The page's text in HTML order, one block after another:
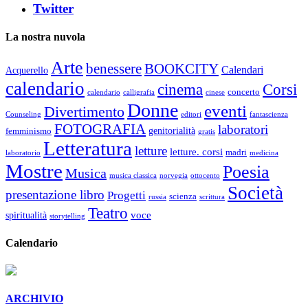
Twitter
La nostra nuvola
Acquerello Arte benessereBOOKCITY Calendari
calendario calendario calligrafia cinema cinese concerto Corsi
Counseling DivertimentoDonne editori eventi fantascienza
femminismo FOTOGRAFIA genitorialità gratis laboratori
laboratorio Letteratura letture letture. corsi madri medicina
Mostre Musica musica classica norvegia ottocento Poesia
presentazione libro Progetti russia scienza scrittura Società
spiritualità storytelling Teatro voce
Calendario
ARCHIVIO